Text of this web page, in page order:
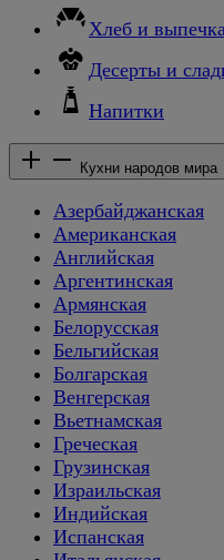
Хлеб и выпечка
Десерты и
Напитки
Кухни народов мира
Азербайджанская
Американская
Английская
Аргентинская
Армянская
Белорусская
Бельгийская
Болгарская
Венгерская
Вьетнамская
Греческая
Грузинская
Израильская
Индийская
Испанская